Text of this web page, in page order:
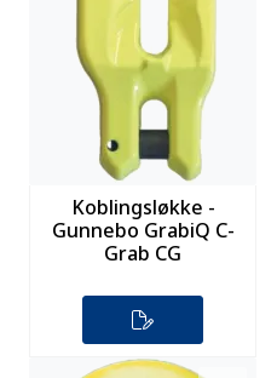
Koblingsløkke -
Gunnebo GrabiQ C-
Grab CG